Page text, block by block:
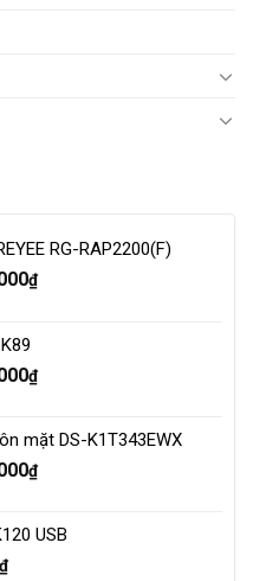
RG-RAP2200(F)
₫Current
₫Current
2.800.000₫.
mặt DS-K1T343EWX
₫Current
3.500.000₫.
USB
Current